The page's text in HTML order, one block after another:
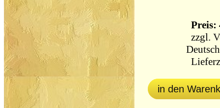
Preis:
zzgl.
in den